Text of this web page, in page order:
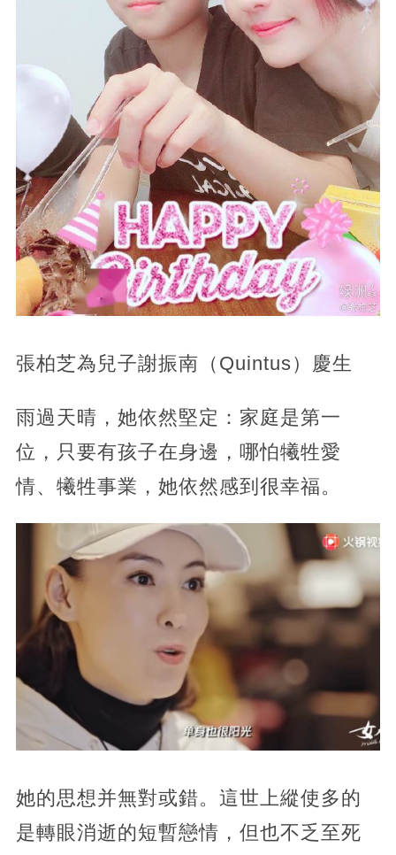
張柏芝為兒子謝振南（Quintus）慶生
雨過天晴，她依然堅定：家庭是第一
位，只要有孩子在身邊，哪怕犧牲愛
情、犧牲事業，她依然感到很幸福。
她的思想并無對或錯。這世上縱使多的
是轉眼消逝的短暫戀情，但也不乏至死